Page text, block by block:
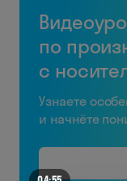
по
с
Узнаете
и начнёте